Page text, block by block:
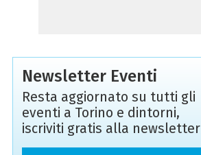
Newsletter Eventi
Resta aggiornato su tutti gli
eventi a Torino e dintorni,
iscriviti gratis alla newsletter